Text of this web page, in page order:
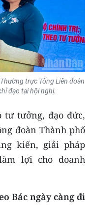
trực Tổng Liên đoàn
đạo tại hội nghị.
tư tưởng, đạo đức,
đoàn Thành phố
kiến, giải pháp
lợi cho doanh
Bác ngày càng đi